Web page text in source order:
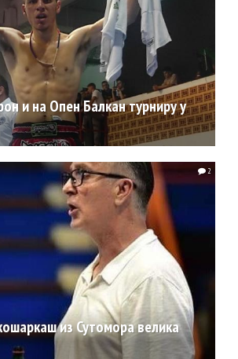
и на Опен Балкан турниру у
из Сутомора велика
2